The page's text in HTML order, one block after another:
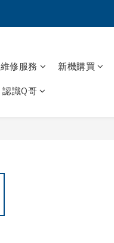
維修服務 新機購買
認識Q哥